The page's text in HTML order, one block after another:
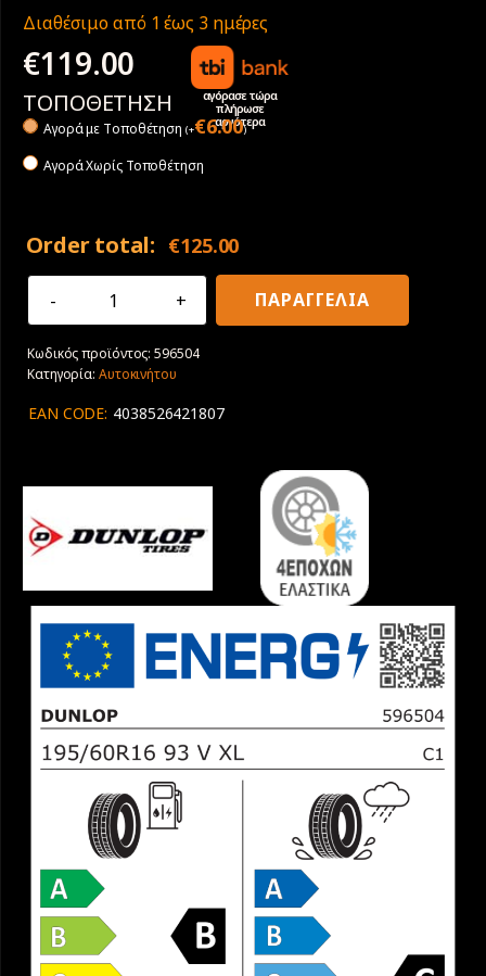
Διαθέσιμο από 1 έως 3 ημέρες
€119.00
αγόρασε τώρα
πλήρωσε
αργότερα
ΤΟΠΟΘΕΤΗΣΗ
Αγορά με Tοποθέτηση (+€6.00)
Αγορά Χωρίς Τοποθέτηση
Order total: €125.00
195/60R16
Dunlop
All
2
ΠΑΡΑΓΓΕΛΙΑ
Κωδικός προϊόντος:596504
Κατηγορία: Αυτοκινήτου
EAN CODE: 4038526421807